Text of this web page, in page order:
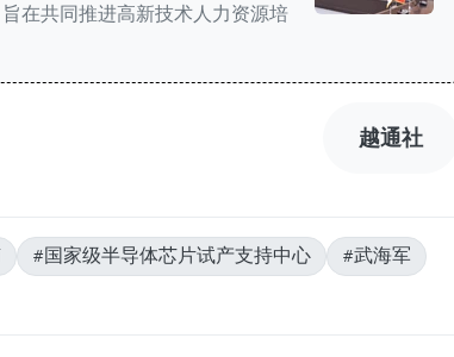
在共同推进高新技术人力资源培
越通社
#国家级半导体芯片试产支持中心
#武海军